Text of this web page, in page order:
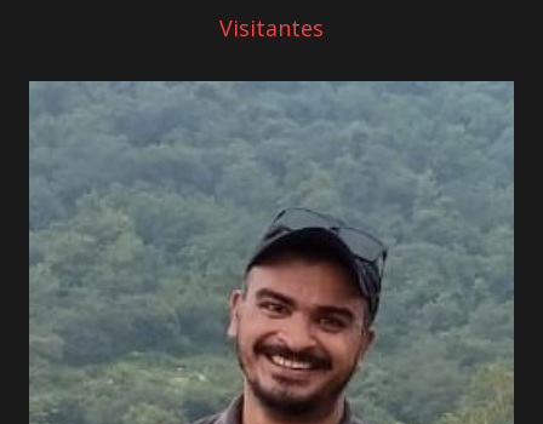
Visitantes